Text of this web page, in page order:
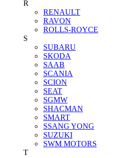
R
RENAULT
RAVON
ROLLS-ROYCE
S
SUBARU
SKODA
SAAB
SCANIA
SCION
SEAT
SGMW
SHACMAN
SMART
SSANG YONG
SUZUKI
SWM MOTORS
T